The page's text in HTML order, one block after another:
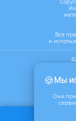
Все
и
🍪Мы
Они